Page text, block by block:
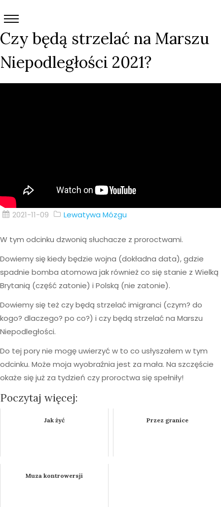
Czy będą strzelać na Marszu
Niepodległości 2021?
2021-11-09 Lewatywa Mózgu
W tym odcinku dzwonią słuchacze z proroctwami.
Dowiemy się kiedy będzie wojna (dokładna data), gdzie
spadnie bomba atomowa jak również co się stanie z Wielką
Brytanią (część zatonie) i Polską (nie zatonie).
Dowiemy się też czy będą strzelać imigranci (czym? do
kogo? dlaczego? po co?) i czy będą strzelać na Marszu
Niepodległości.
Do tej pory nie mogę uwierzyć w to co usłyszałem w tym
odcinku. Może moja wyobraźnia jest za mała. Na szczęście
okaże się już za tydzień czy proroctwa się spełniły!
Poczytaj więcej:
Jak żyć Przez granice
Muza kontrowersji